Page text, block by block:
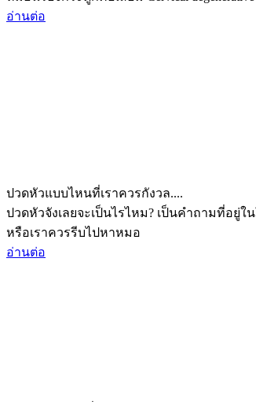
อ่านต่อ
ปวดหัวแบบไหนที่เราควรกังวล....
ปวดหัวจังเลยจะเป็นไรไหม? เป็นคำถามที่อยู่
หรือเราควรรีบไปหาหมอ
อ่านต่อ